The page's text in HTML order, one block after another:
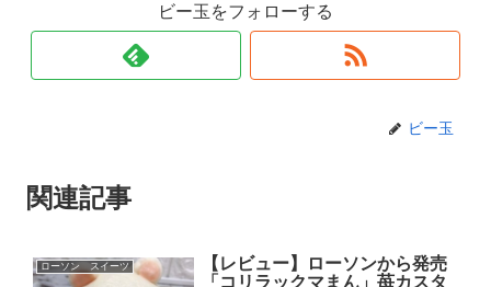
ビー玉をフォローする
ビー玉
関連記事
ローソン スイーツ
【レビュー】ローソンから発売
「コリラックマまん」苺カスタ